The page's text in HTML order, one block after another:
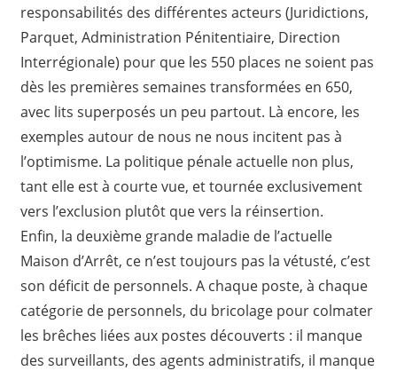
responsabilités des différentes acteurs (Juridictions,
Parquet, Administration Pénitentiaire, Direction
Interrégionale) pour que les 550 places ne soient pas
dès les premières semaines transformées en 650,
avec lits superposés un peu partout. Là encore, les
exemples autour de nous ne nous incitent pas à
l’optimisme. La politique pénale actuelle non plus,
tant elle est à courte vue, et tournée exclusivement
vers l’exclusion plutôt que vers la réinsertion.
Enfin, la deuxième grande maladie de l’actuelle
Maison d’Arrêt, ce n’est toujours pas la vétusté, c’est
son déficit de personnels. A chaque poste, à chaque
catégorie de personnels, du bricolage pour colmater
les brêches liées aux postes découverts : il manque
des surveillants, des agents administratifs, il manque